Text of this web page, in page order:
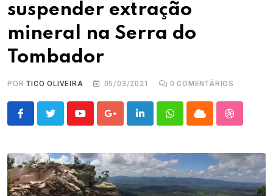
suspender extração
mineral na Serra do
Tombador
PORTICO OLIVEIRA 05/03/2021 0 COMENTÁRIOS
YoutubeGoogle+LinkedInWhatsappCloud